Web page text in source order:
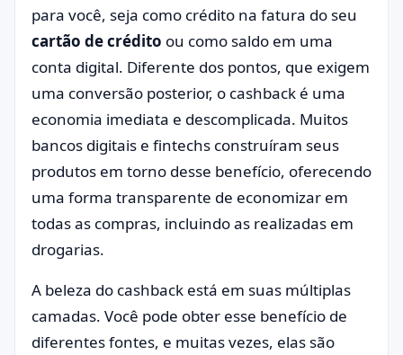
para você, seja como crédito na fatura do seu
cartão de crédito ou como saldo em uma
conta digital. Diferente dos pontos, que exigem
uma conversão posterior, o cashback é uma
economia imediata e descomplicada. Muitos
bancos digitais e fintechs construíram seus
produtos em torno desse benefício, oferecendo
uma forma transparente de economizar em
todas as compras, incluindo as realizadas em
drogarias.
A beleza do cashback está em suas múltiplas
camadas. Você pode obter esse benefício de
diferentes fontes, e muitas vezes, elas são